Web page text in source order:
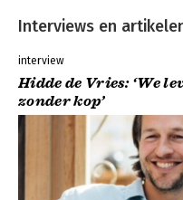
Interviews en
interview
Hidde de Vries: ‘We
zonder kop’